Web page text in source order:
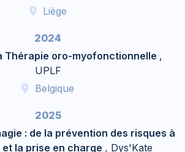
Liège
2024
Thérapie oro-myofonctionnelle ,
UPLF
Belgique
2025
: de la prévention des risques à
la prise en charge , Dys'Kate